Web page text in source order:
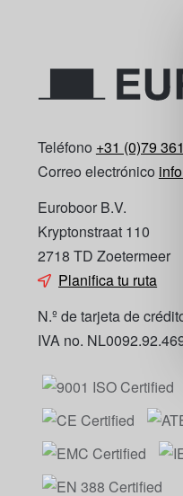
Teléfono +31 (0)79
Correo electrónico
Euroboor B.V.
Kryptonstraat 110
2718 TD Zoetermeer
Planifica tu ruta
N.º de tarjeta de
IVA no.